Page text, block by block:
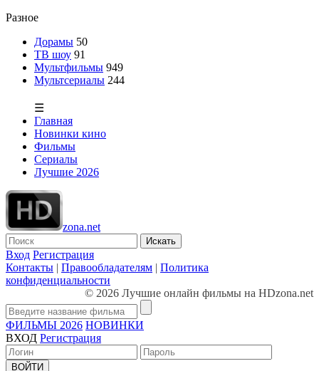
Разное
Дорамы 50
ТВ шоу 91
Мультфильмы 949
Мультсериалы 244
☰
Главная
Новинки кино
Фильмы
Сериалы
Лучшие 2026
zona.net
Искать
Вход Регистрация
Контакты | Правообладателям | Политика
конфиденциальности
© 2026 Лучшие онлайн фильмы на HDzona.net
ФИЛЬМЫ 2026 НОВИНКИ
ВХОД Регистрация